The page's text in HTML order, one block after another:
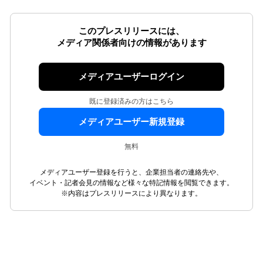
このプレスリリースには、
メディア関係者向けの情報があります
メディアユーザーログイン
既に登録済みの方はこちら
メディアユーザー新規登録
無料
メディアユーザー登録を行うと、企業担当者の連絡先や、
イベント・記者会見の情報など様々な特記情報を閲覧できます。
※内容はプレスリリースにより異なります。